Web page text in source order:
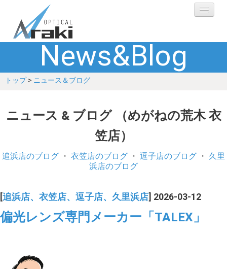
選ばれる理由
ブランド
ショップ
お客さまの声
News&Blog
トップ> ニュース＆ブログ
ニュース & ブログ （めがねの荒木 衣
笠店）
追浜店のブログ ・ 衣笠店のブログ ・ 逗子店のブログ ・ 久里
浜店のブログ
追浜店、衣笠店、逗子店、久里浜店 ] 2026-03-12
偏光レンズ専門メーカー「TALEX」